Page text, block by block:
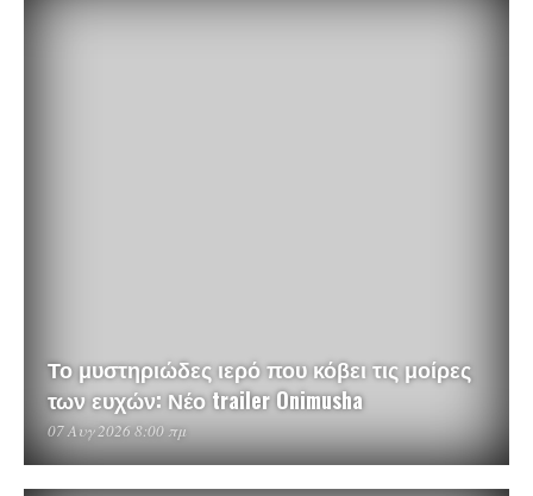
Το μυστηριώδες ιερό που κόβει τις μοίρες
των ευχών: Νέο trailer Onimusha
07 Αυγ 2026 8:00 πμ